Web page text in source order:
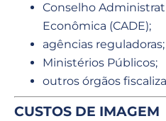
Conselho
Econômica (CADE);
agências reguladoras;
Ministérios Públicos;
outros órgãos
CUSTOS DE IMAGEM